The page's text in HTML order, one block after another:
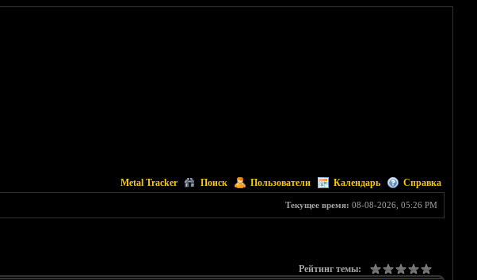
Metal Tracker Поиск Пользователи Календарь Справка
Текущее время: 08-08-2026, 05:26 PM
Рейтинг темы: